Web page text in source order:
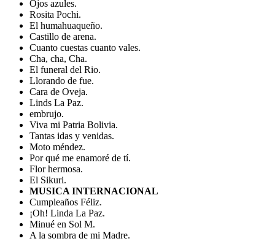
Ojos azules.
Rosita Pochi.
El humahuaqueño.
Castillo de arena.
Cuanto cuestas cuanto vales.
Cha, cha, Cha.
El funeral del Rio.
Llorando de fue.
Cara de Oveja.
Linds La Paz.
embrujo.
Viva mi Patria Bolivia.
Tantas idas y venidas.
Moto méndez.
Por qué me enamoré de tí.
Flor hermosa.
El Sikuri.
MUSICA INTERNACIONAL
Cumpleaños Féliz.
¡Oh! Linda La Paz.
Minué en Sol M.
A la sombra de mi Madre.